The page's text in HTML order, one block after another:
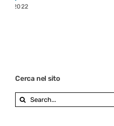
Cerca nel sito
Search
for: